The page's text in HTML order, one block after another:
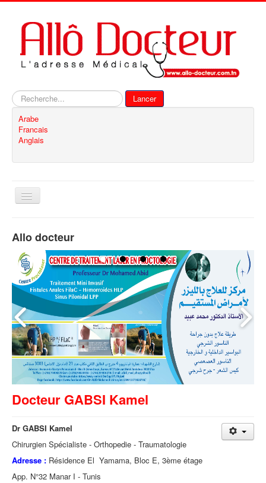
Rechercher
Lancer
Arabe
Francais
Anglais
Basculer
Contact
Allo docteur
Docteur GABSI Kamel
Dr GABSI Kamel
Chirurgien Spécialiste - Orthopedie - Traumatologie
Adresse : Résidence El Yamama, Bloc E, 3ème étage
App. N°32 Manar I - Tunis